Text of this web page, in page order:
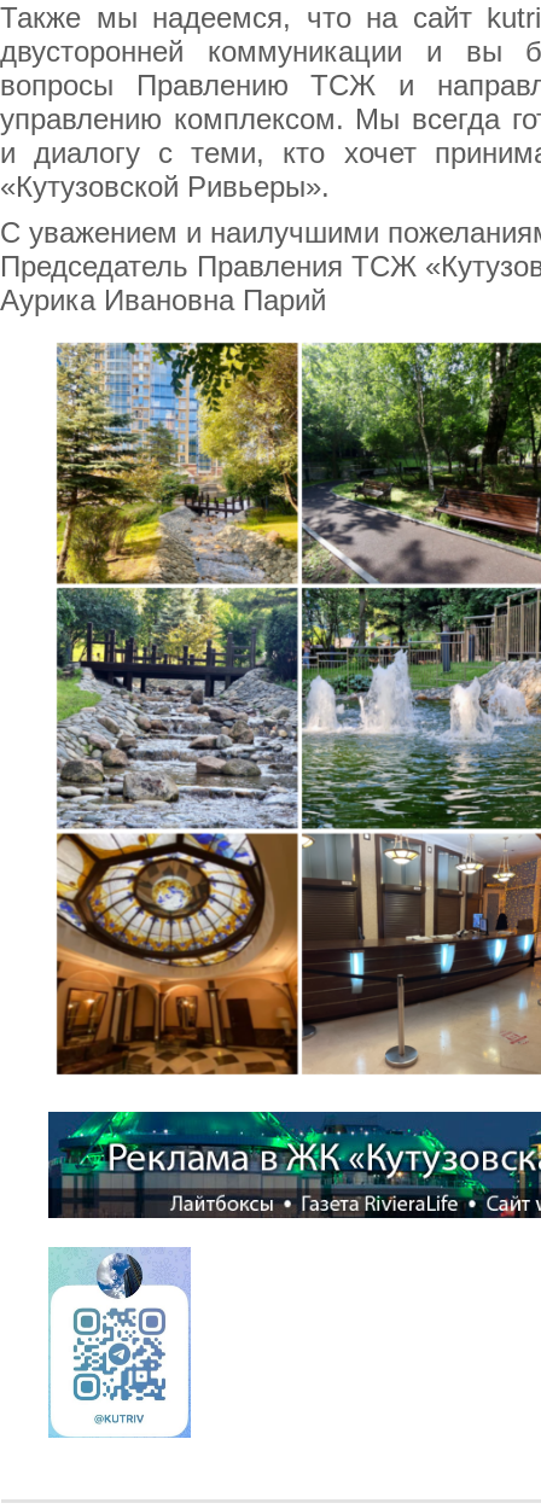
Также мы надеемся, что на сайт
двусторонней коммуникации и вы
вопросы Правлению ТСЖ и
управлению комплексом. Мы всегда
и диалогу с теми, кто хочет
«Кутузовской Ривьеры».
С уважением и наилучшими
Председатель Правления ТСЖ
Аурика Ивановна Парий